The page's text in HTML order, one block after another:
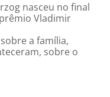
nasceu no final
Vladimir
a família,
sobre o